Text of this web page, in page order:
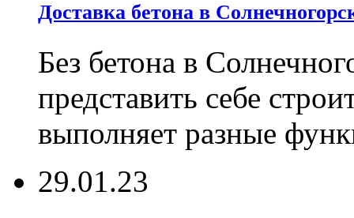
Доставка бетона в
Без бетона в
представить себе
выполняет разные
29.01.23